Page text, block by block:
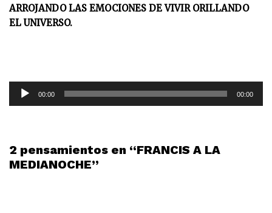
ARROJANDO LAS EMOCIONES DE VIVIR ORILLANDO
EL UNIVERSO.
o
d
00:00 00:00
2 pensamientos en “FRANCIS A LA
MEDIANOCHE”